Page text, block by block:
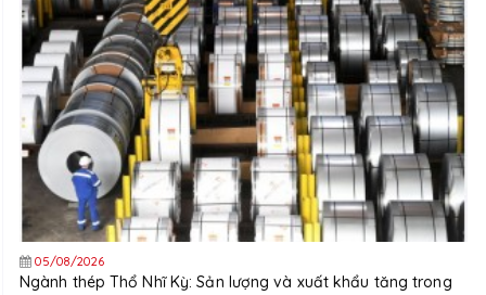
05/08/2026
Ngành thép Thổ Nhĩ Kỳ: Sản lượng và xuất khẩu tăng trong